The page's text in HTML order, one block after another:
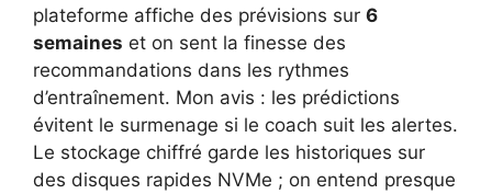
plateforme affiche des prévisions sur 6
semaines et on sent la finesse des
recommandations dans les rythmes
d’entraînement. Mon avis : les prédictions
évitent le surmenage si le coach suit les alertes.
Le stockage chiffré garde les historiques sur
des disques rapides NVMe ; on entend presque